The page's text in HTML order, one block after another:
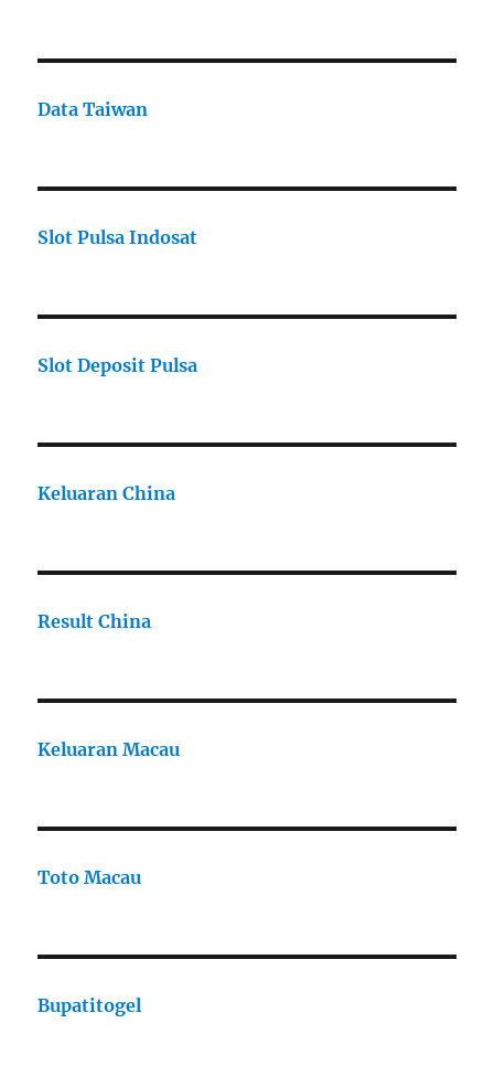
Data Taiwan
Slot Pulsa Indosat
Slot Deposit Pulsa
Keluaran China
Result China
Keluaran Macau
Toto Macau
Bupatitogel